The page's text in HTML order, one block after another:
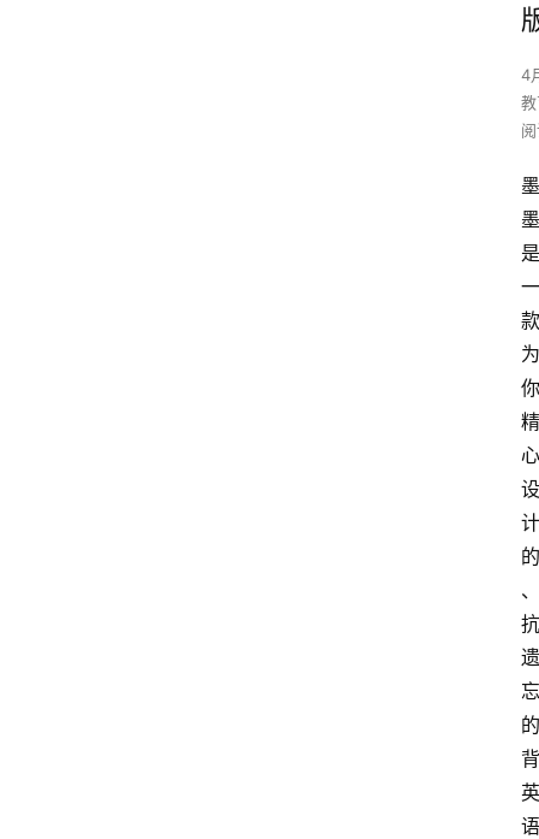
4
墨
墨
是
一
款
为
你
精
心
设
计
的
、
抗
遗
忘
的
背
英
语